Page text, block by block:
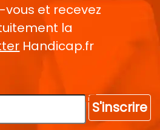
vous et recevez
la
Handicap.fr
S'inscrire